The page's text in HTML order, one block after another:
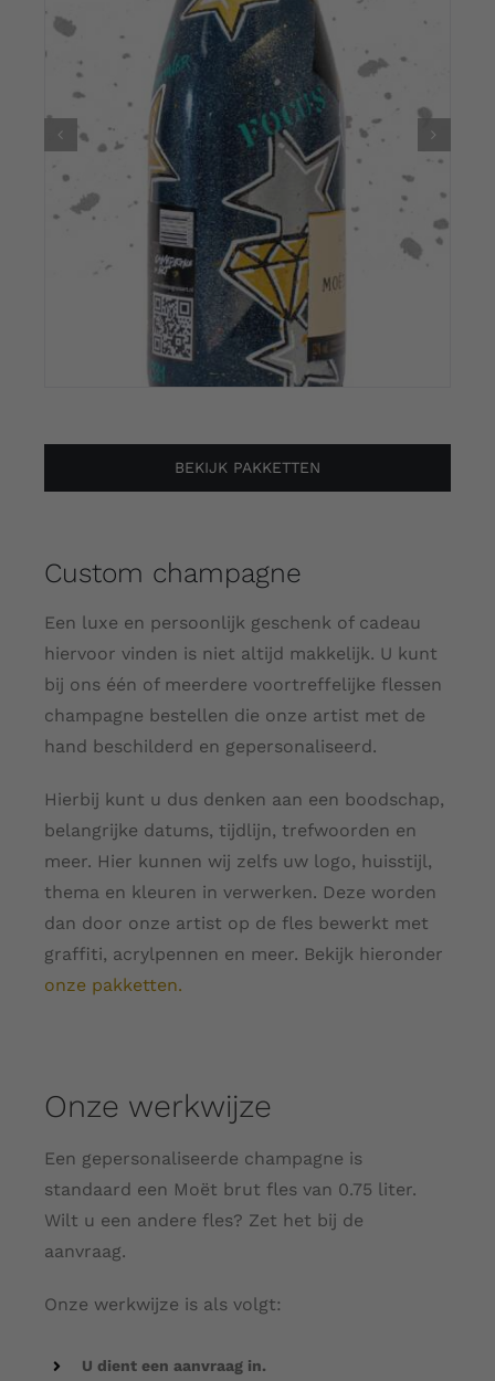
Custom champagne
Een luxe en persoonlijk geschenk of cadeau
hiervoor vinden is niet altijd makkelijk. U kunt
bij ons één of meerdere voortreffelijke flessen
champagne bestellen die onze artist met de
hand beschilderd en gepersonaliseerd.
Hierbij kunt u dus denken aan een boodschap,
belangrijke datums, tijdlijn, trefwoorden en
meer. Hier kunnen wij zelfs uw logo, huisstijl,
thema en kleuren in verwerken. Deze worden
dan door onze artist op de fles bewerkt met
graffiti, acrylpennen en meer. Bekijk hieronder
onze pakketten.
BEKIJK PAKKETTEN
Onze werkwijze
Een gepersonaliseerde champagne is
standaard een Moët brut fles van 0.75 liter.
Wilt u een andere fles? Zet het bij de
aanvraag.
Onze werkwijze is als volgt:
U dient een aanvraag in.